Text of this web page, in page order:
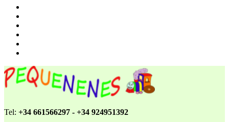
Tel: +34 661566297 - +34 924951392